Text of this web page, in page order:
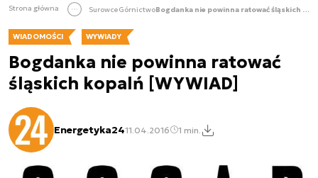
Strona główna SurowceGórnictwo Bogdanka nie powinna ratować śląskich kopalń [WYWIAD]
WIADOMOŚCI WYWIADY
Bogdanka nie powinna ratować
śląskich kopalń [WYWIAD]
Energetyka2411.04.2016 1 min.